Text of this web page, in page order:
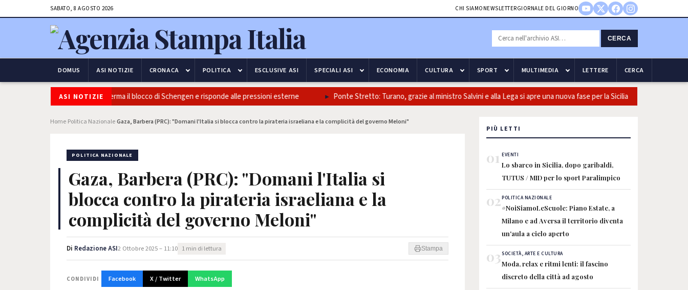
SABATO, 8 AGOSTO 2026 CHI SIAMO NEWSLETTERGIORNALE DEL GIORNO
CERCA
DOMUS ASI NOTIZIE CRONACA POLITICA ESCLUSIVE ASI SPECIALI ASI ECONOMIA CULTURA SPORT MULTIMEDIA LETTERE CERCA
ASI NOTIZIE
e frontiere: l’Italia conferma il blocco di Schengen e risponde alle pressioni esterne Ponte Stretto: Turano, grazie al ministro Salvini e alla Lega si apre una nuova fase per la Sicilia
Home Politica NazionaleGaza, Barbera (PRC): "Domani l'Italia si blocca contro la pirateria israeliana e la complicità del governo Meloni"
POLITICA NAZIONALE
Gaza, Barbera (PRC): "Domani l'Italia si
blocca contro la pirateria israeliana e la
complicità del governo Meloni"
Di Redazione ASI2 Ottobre 2025 – 11:10 1 min di lettura Stampa
CONDIVIDI Facebook X / Twitter WhatsApp
PIÙ LETTI
01 EVENTI
Lo sbarco in Sicilia, dopo garibaldi,
TUTUS / MID per lo sport Paralimpico
02POLITICA NAZIONALE
#NoiSiamoLeScuole: Piano Estate, a
Milano e ad Aversa il territorio diventa
un'aula a cielo aperto
03SOCIETÀ, ARTE E CULTURA
Moda, relax e ritmi lenti: il fascino
discreto della città ad agosto